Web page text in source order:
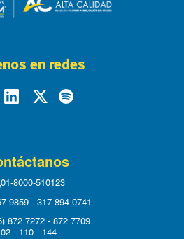
en redes
01-8000-510123
9859 - 317 894 0741
872 7272 - 872 7709
- 110 - 144